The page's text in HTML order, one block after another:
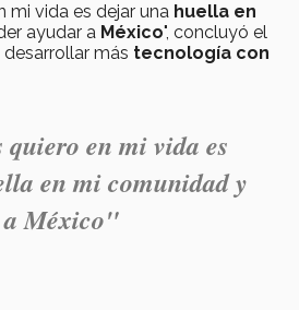
mi vida es dejar una huella en
ayudar a México", concluyó el
más tecnología con
en mi vida es
en mi comunidad y
a México"